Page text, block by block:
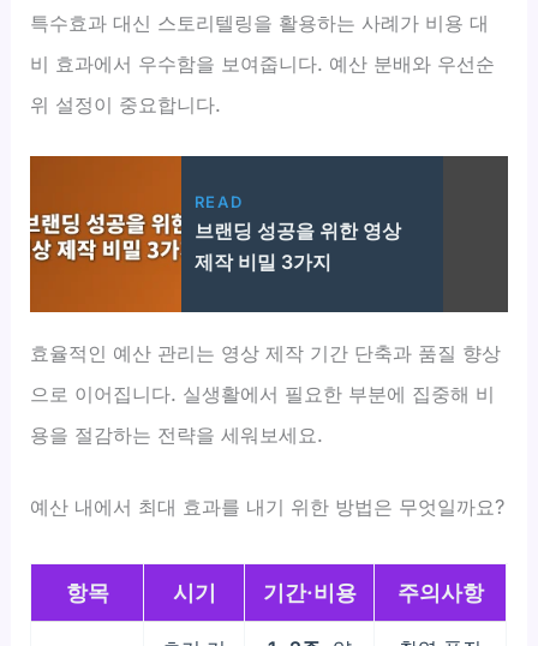
특수효과 대신 스토리텔링을 활용하는 사례가 비용 대
비 효과에서 우수함을 보여줍니다. 예산 분배와 우선순
위 설정이 중요합니다.
READ
브랜딩 성공을 위한 영상
제작 비밀 3가지
효율적인 예산 관리는 영상 제작 기간 단축과 품질 향상
으로 이어집니다. 실생활에서 필요한 부분에 집중해 비
용을 절감하는 전략을 세워보세요.
예산 내에서 최대 효과를 내기 위한 방법은 무엇일까요?
항목 시기 기간·비용 주의사항